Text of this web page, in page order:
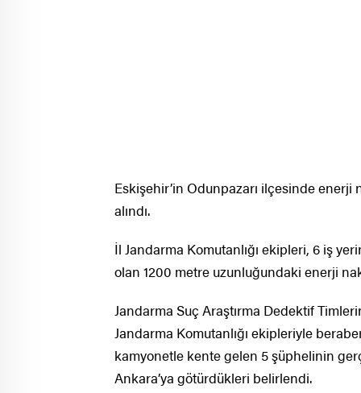
Eskişehir’in Odunpazarı ilçesinde enerji
alındı.
İl Jandarma Komutanlığı ekipleri, 6 iş
olan 1200 metre uzunluğundaki enerji
Jandarma Suç Araştırma Dedektif
Jandarma Komutanlığı ekipleriyle
kamyonetle kente gelen 5 şüphelinin
Ankara’ya götürdükleri belirlendi.